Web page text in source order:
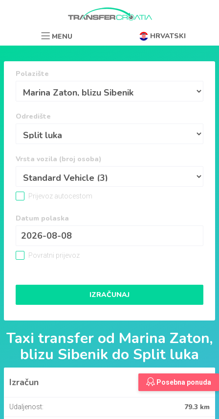
HRVATSKI
MENU
Polazište
Odredište
Vrsta vozila (broj osoba)
Prijevoz autocestom
Datum polaska
Povratni prijevoz
IZRAČUNAJ
Taxi transfer od Marina Zaton,
blizu Sibenik do Split luka
Posebna ponuda
Izračun
Udaljenost: 79.3 km